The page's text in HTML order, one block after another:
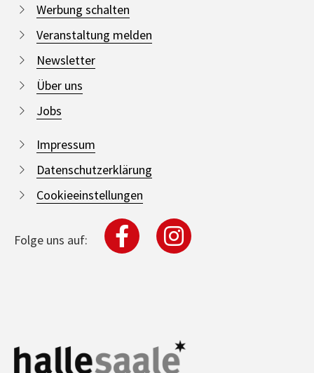
Werbung schalten
Veranstaltung melden
Newsletter
Über uns
Jobs
Impressum
Datenschutzerklärung
Cookieeinstellungen
Folge uns auf: